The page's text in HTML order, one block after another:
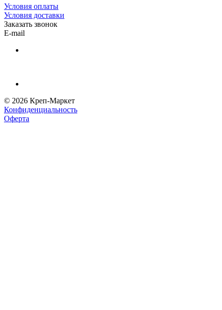
Условия оплаты
Условия доставки
Заказать звонок
E-mail
© 2026 Креп-Маркет
Конфиденциальность
Оферта